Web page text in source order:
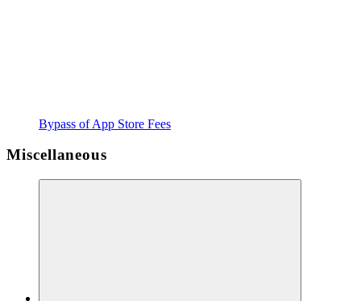
Bypass of App Store Fees
Miscellaneous